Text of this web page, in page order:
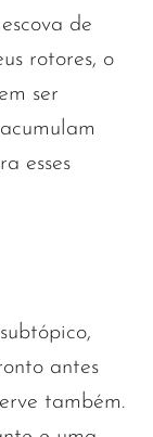
de
rotores, o
ser
esses
antes
também.